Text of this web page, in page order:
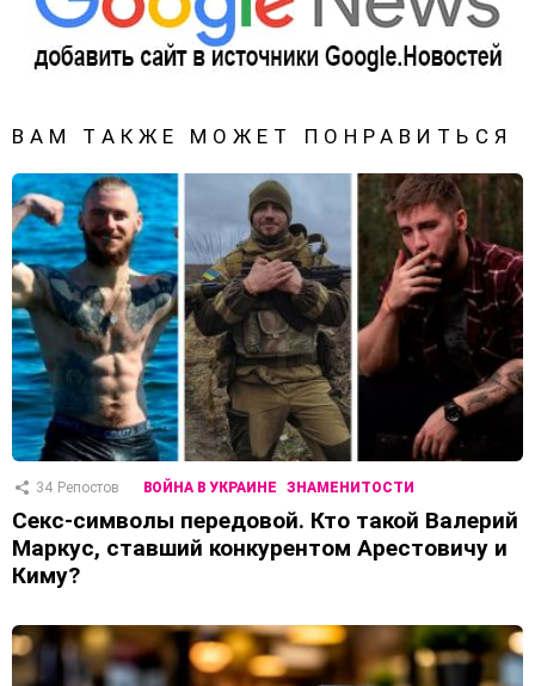
ВАМ ТАКЖЕ МОЖЕТ ПОНРАВИТЬСЯ
34 Репостов ВОЙНА В УКРАИНЕ ЗНАМЕНИТОСТИ
Секс-символы передовой. Кто такой Валерий
Маркус, ставший конкурентом Арестовичу и
Киму?